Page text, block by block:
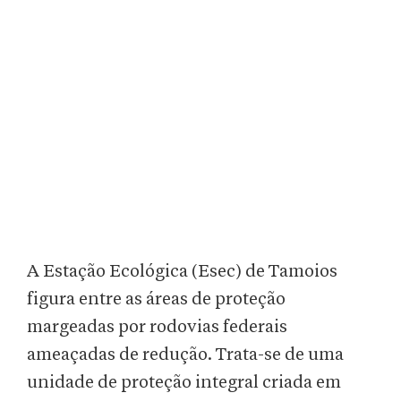
A Estação Ecológica (Esec) de Tamoios
figura entre as áreas de proteção
margeadas por rodovias federais
ameaçadas de redução. Trata-se de uma
unidade de proteção integral criada em